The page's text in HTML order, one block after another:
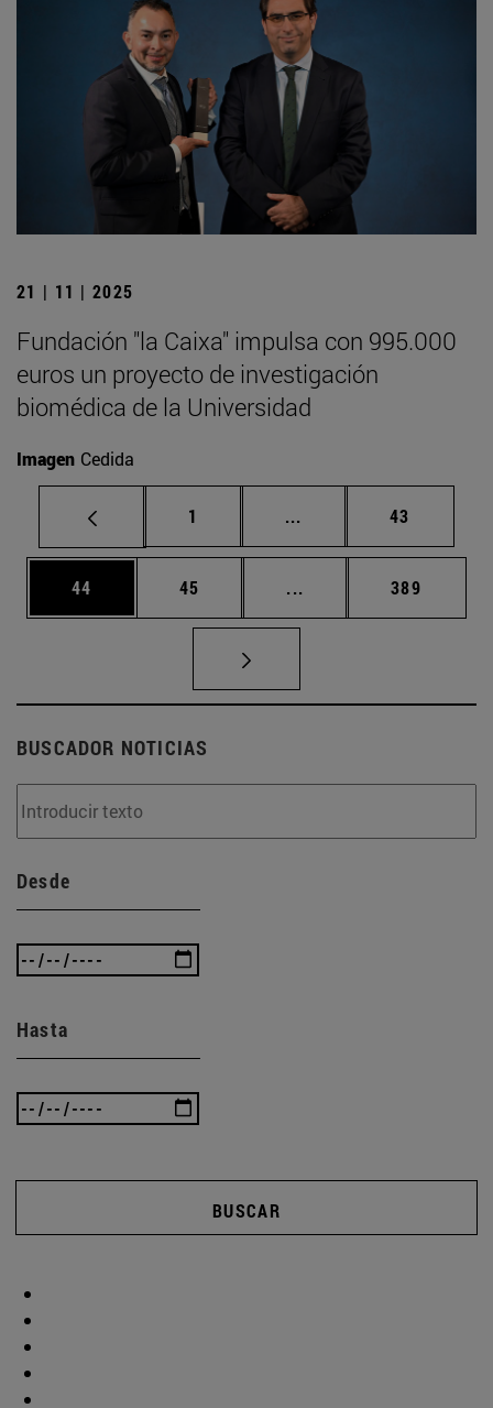
21 | 11 | 2025
Fundación "la Caixa" impulsa con 995.000
euros un proyecto de investigación
biomédica de la Universidad
Imagen Cedida
Página
1 ... Páginas intermedias
Página
43
Página
44 Página
45 ... Páginas intermedias
Página
389
BUSCADOR NOTICIAS
Desde
Hasta
BUSCAR